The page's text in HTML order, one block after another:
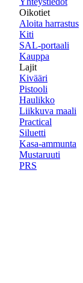
Oikotiet
Aloita harrastus
Kiti
SAL-portaali
Kauppa
Lajit
Kivääri
Pistooli
Haulikko
Liikkuva maali
Practical
Siluetti
Kasa-ammunta
Mustaruuti
PRS